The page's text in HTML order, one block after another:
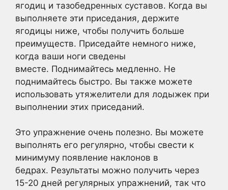
ягодиц и тазобедренных суставов. Когда вы
выполняете эти приседания, держите
ягодицы ниже, чтобы получить больше
преимуществ. Приседайте немного ниже,
когда ваши ноги сведены
вместе. Поднимайтесь медленно. Не
поднимайтесь быстро. Вы также можете
использовать утяжелители для лодыжек при
выполнении этих приседаний.
Это упражнение очень полезно. Вы можете
выполнять его регулярно, чтобы свести к
минимуму появление наклонов в
бедрах. Результаты можно получить через
15-20 дней регулярных упражнений, так что